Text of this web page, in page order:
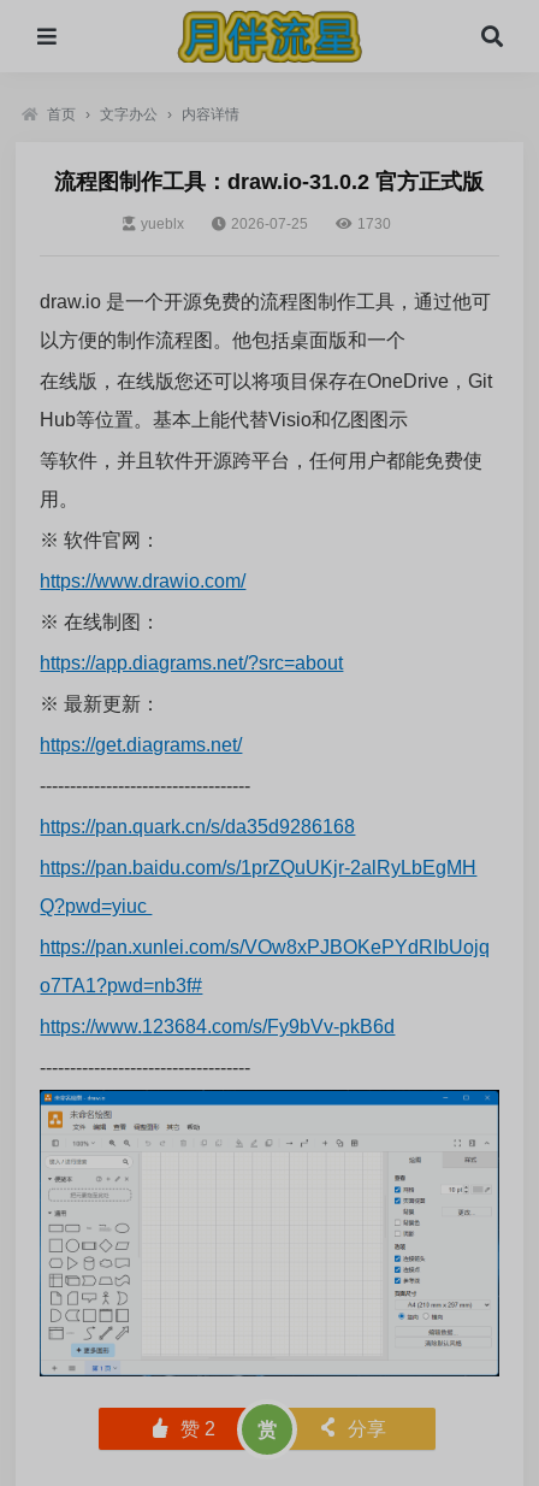
首页 › 文字办公 › 内容详情
流程图制作工具：draw.io-31.0.2 官方正式版
yueblx 2026-07-25 1730
draw.io 是一个开源免费的流程图制作工具，通过他可
以方便的制作流程图。他包括桌面版和一个
在线版，在线版您还可以将项目保存在OneDrive，Git
Hub等位置。基本上能代替Visio和亿图图示
等软件，并且软件开源跨平台，任何用户都能免费使
用。
※ 软件官网：
https://www.drawio.com/
※ 在线制图：
https://app.diagrams.net/?src=about
※ 最新更新：
https://get.diagrams.net/
-----------------------------------
https://pan.quark.cn/s/da35d9286168
https://pan.baidu.com/s/1prZQuUKjr-2alRyLbEgMH
Q?pwd=yiuc
https://pan.xunlei.com/s/VOw8xPJBOKePYdRIbUojq
o7TA1?pwd=nb3f#
https://www.123684.com/s/Fy9bVv-pkB6d
-----------------------------------
󰄼 赞 2 赏 󰄯 分享